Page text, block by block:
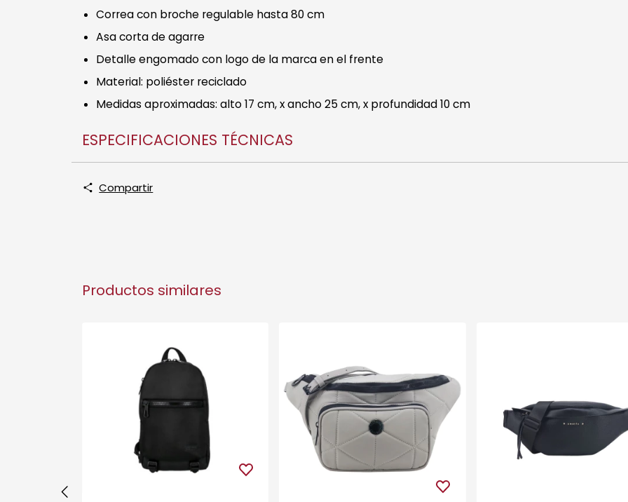
Correa con broche regulable hasta 80 cm
Asa corta de agarre
Detalle engomado con logo de la marca en el frente
Material: poliéster reciclado
Medidas aproximadas: alto 17 cm, x ancho 25 cm, x profundidad 10 cm
ESPECIFICACIONES TÉCNICAS
Compartir
Productos similares